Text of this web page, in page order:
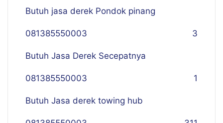
Butuh jasa derek Pondok pinang
081385550003 3
Butuh Jasa Derek Secepatnya
081385550003 1
Butuh Jasa derek towing hub